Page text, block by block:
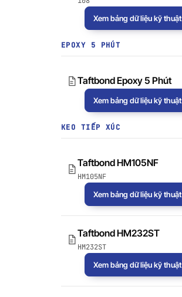
Xem bảng dữ liệu kỹ thuật
EPOXY 5 PHÚT
Taftbond Epoxy 5 Phút
Xem bảng dữ liệu kỹ thuật
KEO TIẾP XÚC
Taftbond HM105NF
HM105NF
Xem bảng dữ liệu kỹ thuật
Taftbond HM232ST
HM232ST
Xem bảng dữ liệu kỹ thuật